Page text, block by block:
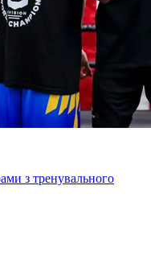
з тренувального